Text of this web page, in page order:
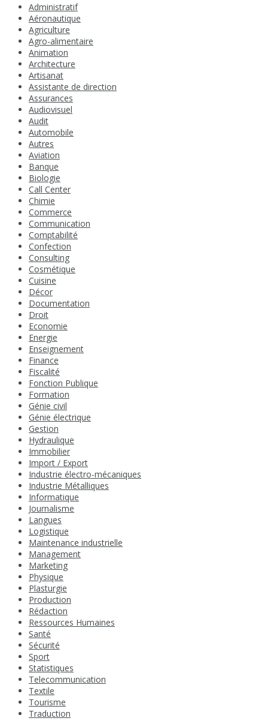
Administratif
Aéronautique
Agriculture
Agro-alimentaire
Animation
Architecture
Artisanat
Assistante de direction
Assurances
Audiovisuel
Audit
Automobile
Autres
Aviation
Banque
Biologie
Call Center
Chimie
Commerce
Communication
Comptabilité
Confection
Consulting
Cosmétique
Cuisine
Décor
Documentation
Droit
Economie
Energie
Enseignement
Finance
Fiscalité
Fonction Publique
Formation
Génie civil
Génie électrique
Gestion
Hydraulique
Immobilier
Import / Export
Industrie électro-mécaniques
Industrie Métalliques
Informatique
Journalisme
Langues
Logistique
Maintenance industrielle
Management
Marketing
Physique
Plasturgie
Production
Rédaction
Ressources Humaines
Santé
Sécurité
Sport
Statistiques
Telecommunication
Textile
Tourisme
Traduction